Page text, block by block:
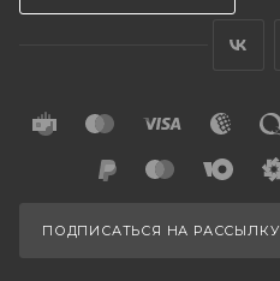
ПОДПИСАТЬСЯ НА РАССЫЛКУ